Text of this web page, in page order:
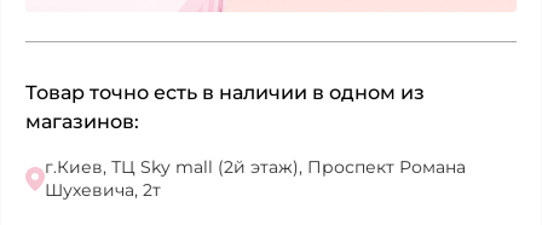
Товар точно есть в наличии в одном из
магазинов:
г.Киев, ТЦ Sky mall (2й этаж), Проспект Романа
Шухевича, 2т